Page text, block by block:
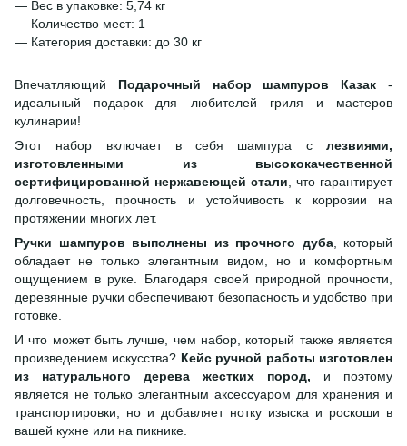
— Вес в упаковке: 5,74 кг
— Количество мест: 1
— Категория доставки: до 30 кг
Впечатляющий Подарочный набор шампуров Казак -
идеальный подарок для любителей гриля и мастеров
кулинарии!
Этот набор включает в себя шампура с лезвиями,
изготовленными из высококачественной
сертифицированной нержавеющей стали , что гарантирует
долговечность, прочность и устойчивость к коррозии на
протяжении многих лет.
Ручки шампуров выполнены из прочного дуба, который
обладает не только элегантным видом, но и комфортным
ощущением в руке. Благодаря своей природной прочности,
деревянные ручки обеспечивают безопасность и удобство при
готовке.
И что может быть лучше, чем набор, который также является
произведением искусства? Кейс ручной работы изготовлен
из натурального дерева жестких пород, и поэтому
является не только элегантным аксессуаром для хранения и
транспортировки, но и добавляет нотку изыска и роскоши в
вашей кухне или на пикнике.